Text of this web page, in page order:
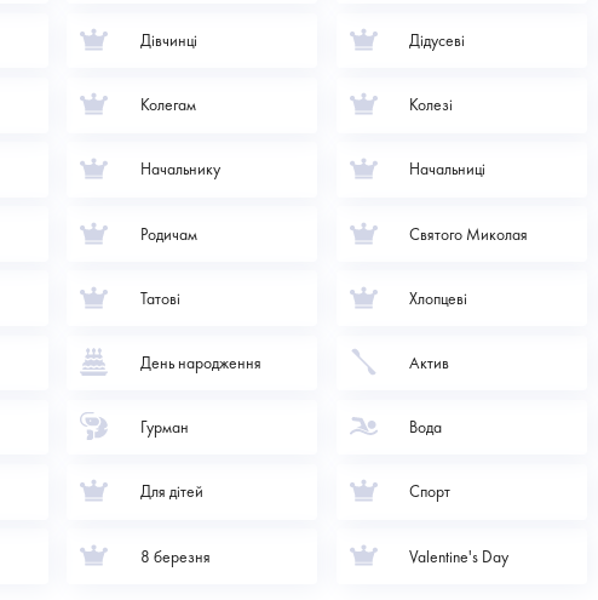
Дівчинці Дідусеві
Колегам Колезі
Начальнику Начальниці
Родичам Святого Миколая
Татові Хлопцеві
День народження Актив
Гурман Вода
Для дітей Спорт
8 березня Valentine's Day